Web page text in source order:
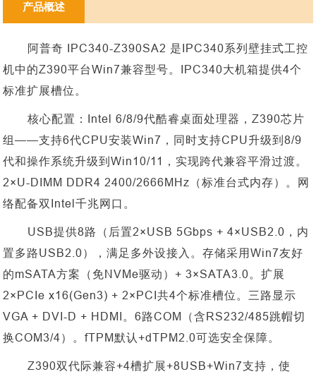
产品概述
阿普奇 IPC340-Z390SA2 是IPC340系列壁挂式工控
机中的Z390平台Win7兼容型号。IPC340大机箱提供4个
标准扩展槽位。
核心配置： Intel 6/8/9代酷睿桌面处理器，Z390芯片
组——支持6代CPU安装Win7，同时支持CPU升级到8/9
代和操作系统升级到Win10/11，实现跨代兼容平滑过渡。
2×U-DIMM DDR4 2400/2666MHz（标准台式内存）。网
络配备双Intel千兆网口。
USB提供8路（后置2×USB 5Gbps + 4×USB2.0，内
置多路USB2.0），满足多外设接入。存储采用Win7友好
的mSATA方案（免NVMe驱动）+ 3×SATA3.0。扩展
2×PCIe x16(Gen3) + 2×PCI共4个标准槽位。三路显示
VGA + DVI-D + HDMI。6路COM（含RS232/485跳帽切
换COM3/4）。fTPM默认+dTPM2.0可选安全保障。
Z390双代际兼容+4槽扩展+8USB+Win7支持，使